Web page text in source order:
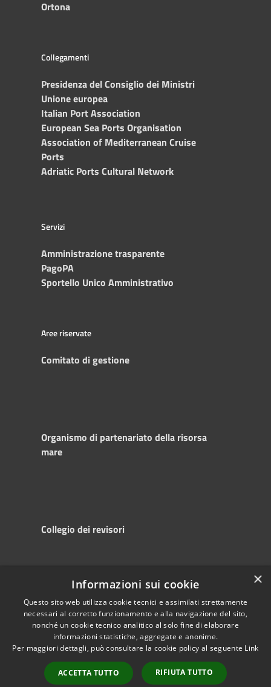
Ortona
Collegamenti
Presidenza del Consiglio dei Ministri
Unione europea
Italian Port Association
European Sea Ports Organisation
Association of Mediterranean Cruise
Ports
Adriatic Ports Cultural Network
Servizi
Amministrazione trasparente
PagoPA
Sportello Unico Amministrativo
Aree riservate
Comitato di gestione
Organismo di partenariato della risorsa
mare
Collegio dei revisori
Accessibility
Privacy
Cookie
Sitemap
Copyright © 2025
Autorità di
Sistema Portuale
del Mare Adriatico
Centrale
Powered by
Municipium
×
Informazioni sui cookie
Questo sito web utilizza cookie tecnici e assimilati strettamente
necessari al corretto funzionamento e alla navigazione del sito,
nonché un cookie tecnico analitico al solo fine di elaborare
informazioni statistiche, aggregate e anonime.
Per maggiori dettagli, può consultare la cookie policy al seguente Link
ACCETTA TUTTO RIFIUTA TUTTO